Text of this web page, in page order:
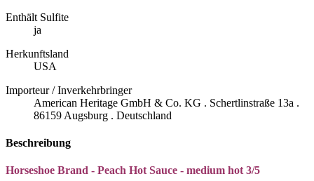
Enthält Sulfite
ja
Herkunftsland
USA
Importeur / Inverkehrbringer
American Heritage GmbH & Co. KG . Schertlinstraße 13a .
86159 Augsburg . Deutschland
Beschreibung
Horseshoe Brand - Peach Hot Sauce - medium hot 3/5